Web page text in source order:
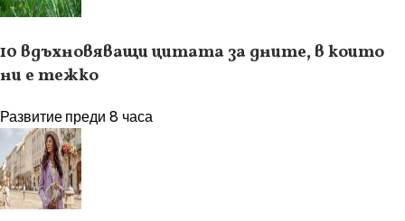
10 вдъхновяващи цитата за дните, в които
ни е тежко
Развитиепреди 8 часа